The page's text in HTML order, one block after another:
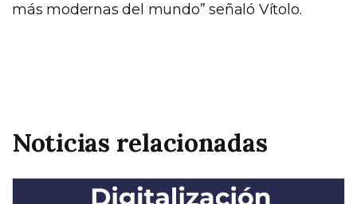
más modernas del mundo” señaló Vítolo.
Noticias relacionadas